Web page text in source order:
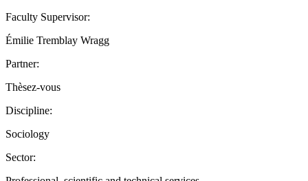
Faculty Supervisor:
Émilie Tremblay Wragg
Partner:
Thèsez-vous
Discipline:
Sociology
Sector: